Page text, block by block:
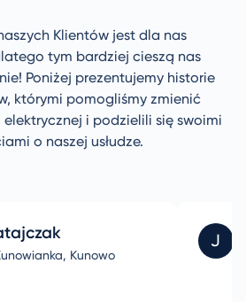
Klientów jest dla nas
tym bardziej cieszą nas
Poniżej prezentujemy historie
którymi pomogliśmy zmienić
i podzielili się swoimi
o naszej usłudze.
Kunowo
J